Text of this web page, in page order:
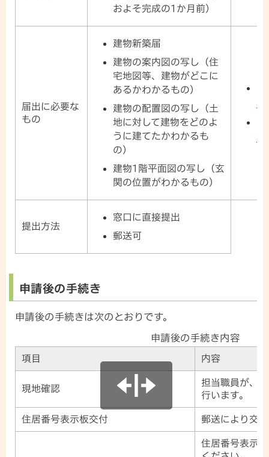
およそ完成の1か月前）
届出に必要な
もの
建物新築届
建物の案内図の写し（住
宅地図等、建物がどこに
あるかわかるもの）
建物の配置図の写し（土
地に対して建物をどのよ
うに建てたかわかるも
の）
建物1階平面図の写し（玄
関の位置がわかるもの)
4
提出方法
窓口に直接提出
郵送可
申請後の手続き
申請後の手続きは次のとおりです。
申請後の手続き内容
項目 内容
現地確認
担当職員が、
行います。
住居番号表示板交付 郵送により交
住居番号表示